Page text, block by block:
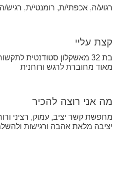
רגוע/ה, אכפתי/ת, רומנטי/ת, רגיש/
קצת עליי
בת 32 מאשקלון סטודנטית
מאוד מחוברת לרגש ורוחנית
מה אני רוצה להכיר
מחפשת קשר יציב, עמוק, רציני
יציבה מלאת אהבה ורגישות